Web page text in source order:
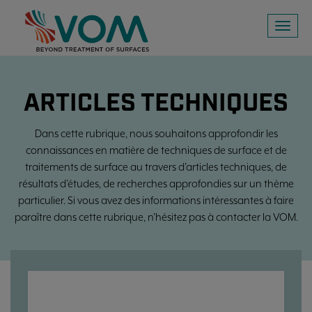
Toggle
ARTICLES TECHNIQUES
Dans cette rubrique, nous souhaitons approfondir les
connaissances en matière de techniques de surface et de
traitements de surface au travers d’articles techniques, de
résultats d’études, de recherches approfondies sur un thème
particulier. Si vous avez des informations intéressantes à faire
paraître dans cette rubrique, n’hésitez pas à contacter la VOM.